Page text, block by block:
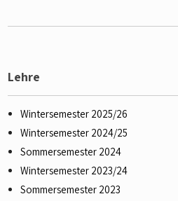
Lehre
Wintersemester 2025/26
Wintersemester 2024/25
Sommersemester 2024
Wintersemester 2023/24
Sommersemester 2023